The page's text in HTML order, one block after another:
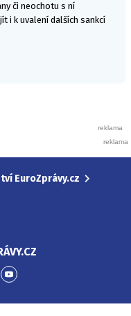
či neochotu s ní
i k uvalení dalších sankcí
EuroZprávy.cz
Přejít
YouTube